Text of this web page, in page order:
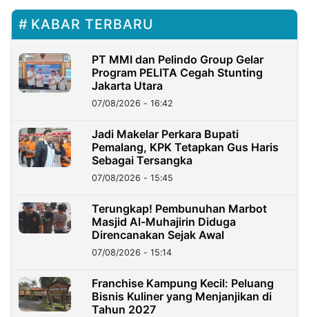
KABAR TERBARU
PT MMI dan Pelindo Group Gelar
Program PELITA Cegah Stunting
Jakarta Utara
07/08/2026 - 16:42
Jadi Makelar Perkara Bupati
Pemalang, KPK Tetapkan Gus Haris
Sebagai Tersangka
07/08/2026 - 15:45
Terungkap! Pembunuhan Marbot
Masjid Al-Muhajirin Diduga
Direncanakan Sejak Awal
07/08/2026 - 15:14
Franchise Kampung Kecil: Peluang
Bisnis Kuliner yang Menjanjikan di
Tahun 2027